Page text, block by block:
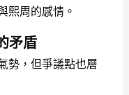
熙周的感情。
矛盾
勢，但爭議點也層